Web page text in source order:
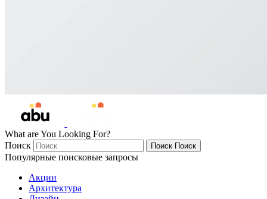
What are You Looking For?
Поиск
Поиск Поиск
Популярные поисковые запросы
Акции
Архитектура